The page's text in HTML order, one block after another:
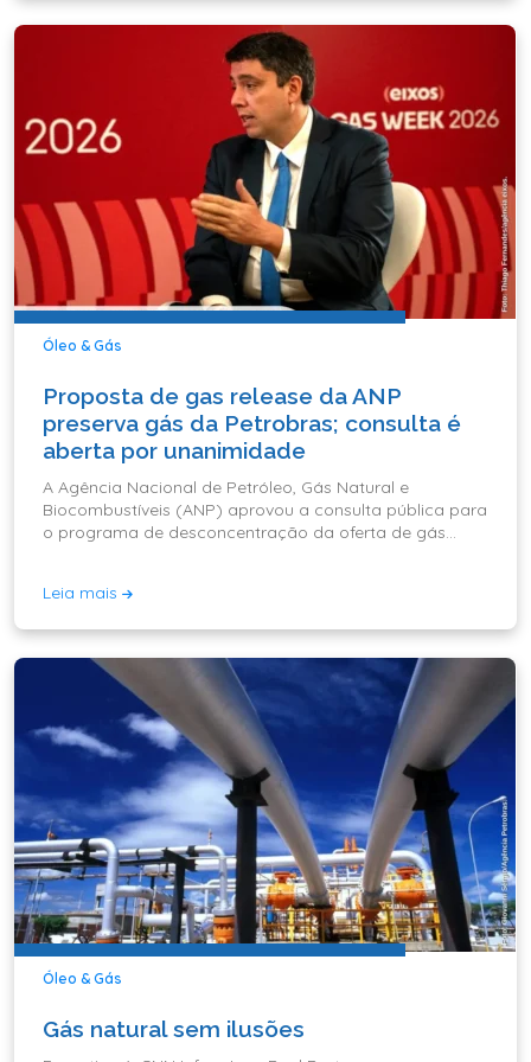
Óleo & Gás
Proposta de gas release da ANP
preserva gás da Petrobras; consulta é
aberta por unanimidade
A Agência Nacional de Petróleo, Gás Natural e
Biocombustíveis (ANP) aprovou a consulta pública para
o programa de desconcentração da oferta de gás
Leia mais
Óleo & Gás
Gás natural sem ilusões